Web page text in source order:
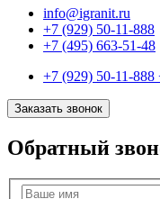
info@igranit.ru
+7 (929) 50-11-888
+7 (495) 663-51-48
+7 (929) 50-11-888
Заказать звонок
Обратный